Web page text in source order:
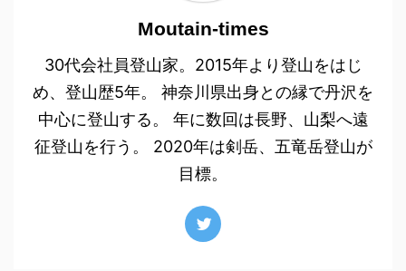
Moutain-times
30代会社員登山家。2015年より登山をはじ
め、登山歴5年。 神奈川県出身との縁で丹沢を
中心に登山する。 年に数回は長野、山梨へ遠
征登山を行う。 2020年は剣岳、五竜岳登山が
目標。